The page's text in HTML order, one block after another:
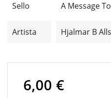
Sello A Message
Artista Hjalmar B
6,00 €